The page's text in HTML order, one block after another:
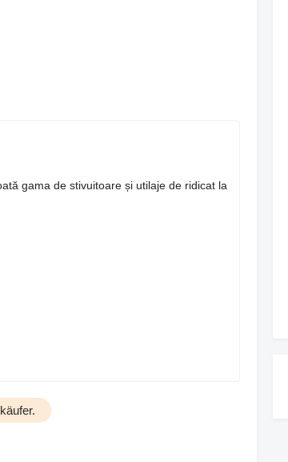
gama de stivuitoare și utilaje de ridicat la